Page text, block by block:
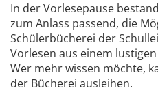
In der Vorlesepause
zum Anlass passend, die
Schülerbücherei der
Vorlesen aus einem
Wer mehr wissen möchte,
der Bücherei ausleihen.